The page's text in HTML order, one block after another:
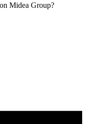
Midea Group?